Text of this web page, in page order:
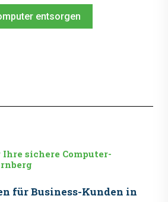
entsorgen
sichere Computer-
für Business-Kunden in